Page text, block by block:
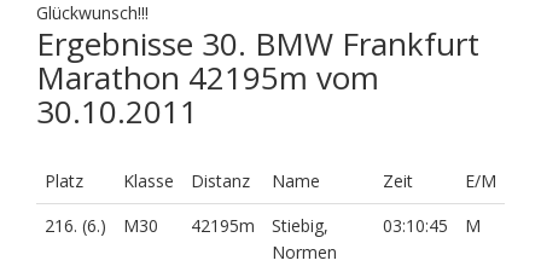
Glückwunsch!!!
Ergebnisse 30. BMW Frankfurt
Marathon 42195m vom
30.10.2011
Platz Klasse Distanz Name Zeit
E/M
216. (6.)
M30 42195m
Stiebig,
Normen
03:10:45 M